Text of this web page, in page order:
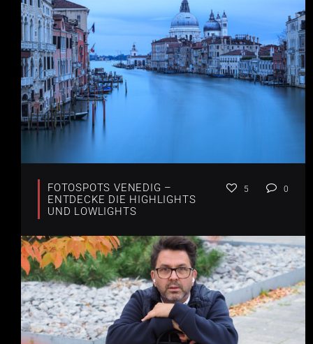
FOTOSPOTS VENEDIG –
ENTDECKE DIE HIGHLIGHTS
UND LOWLIGHTS
5 0